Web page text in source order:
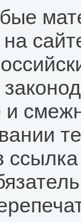
на
и